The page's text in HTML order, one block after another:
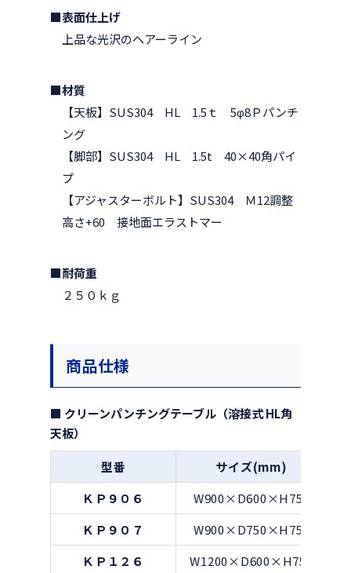
■表面仕上げ
上品な光沢のヘアーライン
■材質
【天板】SUS304 HL 1.5ｔ 5φ8Ｐパンチ
ング
【脚部】SUS304 HL 1.5t 40×40角パイ
プ
【アジャスターボルト】SUS304 Ｍ12調整
高さ+60 接地面エラストマー
■耐荷重
２５０ｋｇ
商品仕様
■ クリーンパンチングテーブル（溶接式 HL角
天板）
型番
サイズ(mm)
ＫＰ９０６
W900×D600×H750
ＫＰ９０７
W900×D750×H750
ＫＰ１２６
W1200×D600×H750